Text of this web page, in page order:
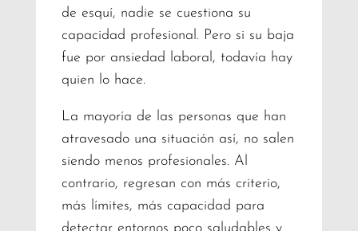
de esquí, nadie se cuestiona su
capacidad profesional. Pero si su baja
fue por ansiedad laboral, todavía hay
quien lo hace.
La mayoría de las personas que han
atravesado una situación así, no salen
siendo menos profesionales. Al
contrario, regresan con más criterio,
más límites, más capacidad para